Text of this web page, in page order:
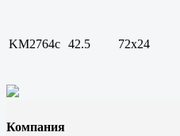
KM2764c 42.5 72х24
Компания